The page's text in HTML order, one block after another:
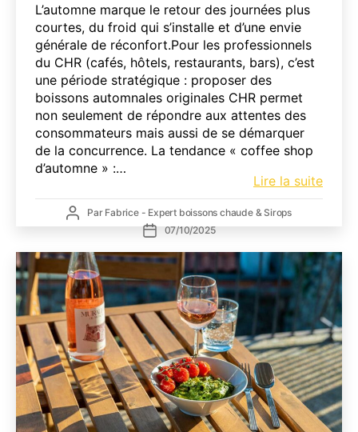
L’automne marque le retour des journées plus
courtes, du froid qui s’installe et d’une envie
générale de réconfort.Pour les professionnels
du CHR (cafés, hôtels, restaurants, bars), c’est
une période stratégique : proposer des
boissons automnales originales CHR permet
non seulement de répondre aux attentes des
consommateurs mais aussi de se démarquer
de la concurrence. La tendance « coffee shop
d’automne » :…
Lire la suite
cet
avec
des
et
?
Auteur
de
Par Fabrice - Expert boissons chaude & Sirops
Date
l’article
07/10/2025